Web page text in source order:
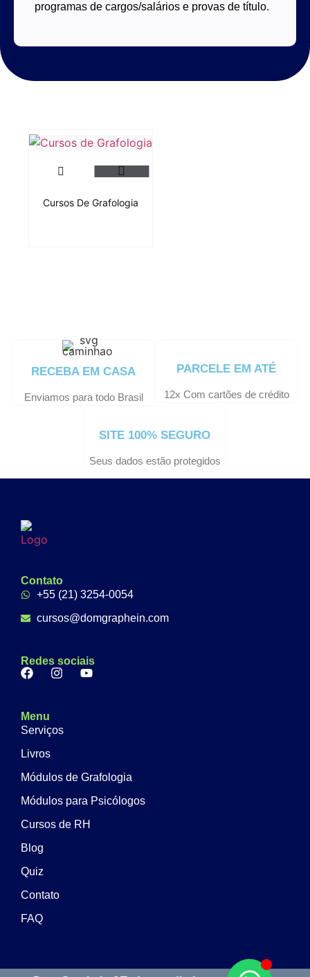
programas de cargos/salários e provas de título.
Cursos De Grafologia
RECEBA EM CASA
Enviamos para todo Brasil
PARCELE EM ATÉ
12x Com cartões de crédito
SITE 100% SEGURO
Seus dados estão protegidos
Contato
+55 (21) 3254-0054
cursos@domgraphein.com
Redes sociais
Menu
Serviços
Livros
Módulos de Grafologia
Módulos para Psicólogos
Cursos de RH
Blog
Quiz
Contato
FAQ